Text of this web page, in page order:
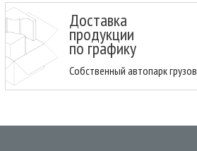
Доставка
продукции
по графику
Собственный автопарк